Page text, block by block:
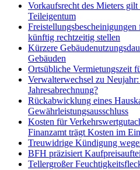
Vorkaufsrecht des Mieters
Teileigentum
künftig rechtzeitig stellen
Kürzere
Gebäuden
Ortsübliche Vermietungszeit
Verwalterwechsel zu
Jahresabrechnung?
Rückabwicklung eines
Gewährleistungsausschluss
Kosten für
Finanzamt trägt Kosten im
Treuwidrige Kündigung
BFH präzisiert
Tellergroßer